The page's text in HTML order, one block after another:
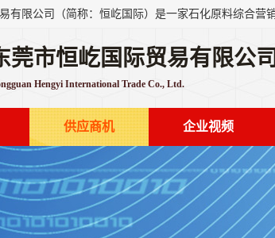
莞市恒屹国际贸易有限公司
Hengyi International Trade Co., Ltd.
供应商机 企业视频